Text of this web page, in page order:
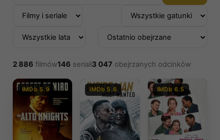
2 886 filmów146 seriali3 047 obejrzanych odcinków
IMDb 5.9 IMDb 5.6 IMDb 6.5